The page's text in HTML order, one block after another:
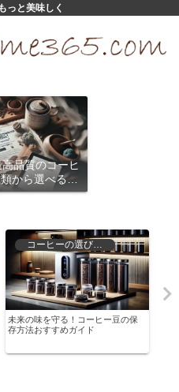
っと美味しく
品質のコーヒ
から選べるサ
ション
未来の味を守る！コーヒー豆の保
存方法おすすめガイド